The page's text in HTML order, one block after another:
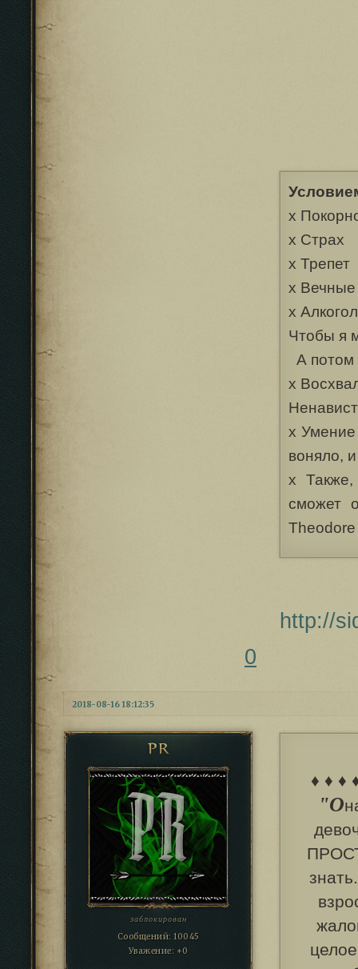
х
х Страх
х Трепет
х
х
Чтобы я
А потом
х
х
воняло,
х
сможет
http://
0
2018-08-16 18:12:35
PR
заблокирован
Сообщений: 10045
Уважение: +0
♦ ♦ ♦
"О